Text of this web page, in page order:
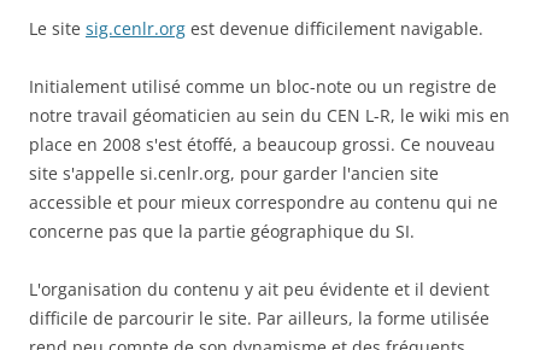
Le site sig.cenlr.org est devenue difficilement navigable.
Initialement utilisé comme un bloc-note ou un registre de
notre travail géomaticien au sein du CEN L-R, le wiki mis en
place en 2008 s'est étoffé, a beaucoup grossi. Ce nouveau
site s'appelle si.cenlr.org, pour garder l'ancien site
accessible et pour mieux correspondre au contenu qui ne
concerne pas que la partie géographique du SI.
L'organisation du contenu y ait peu évidente et il devient
difficile de parcourir le site. Par ailleurs, la forme utilisée